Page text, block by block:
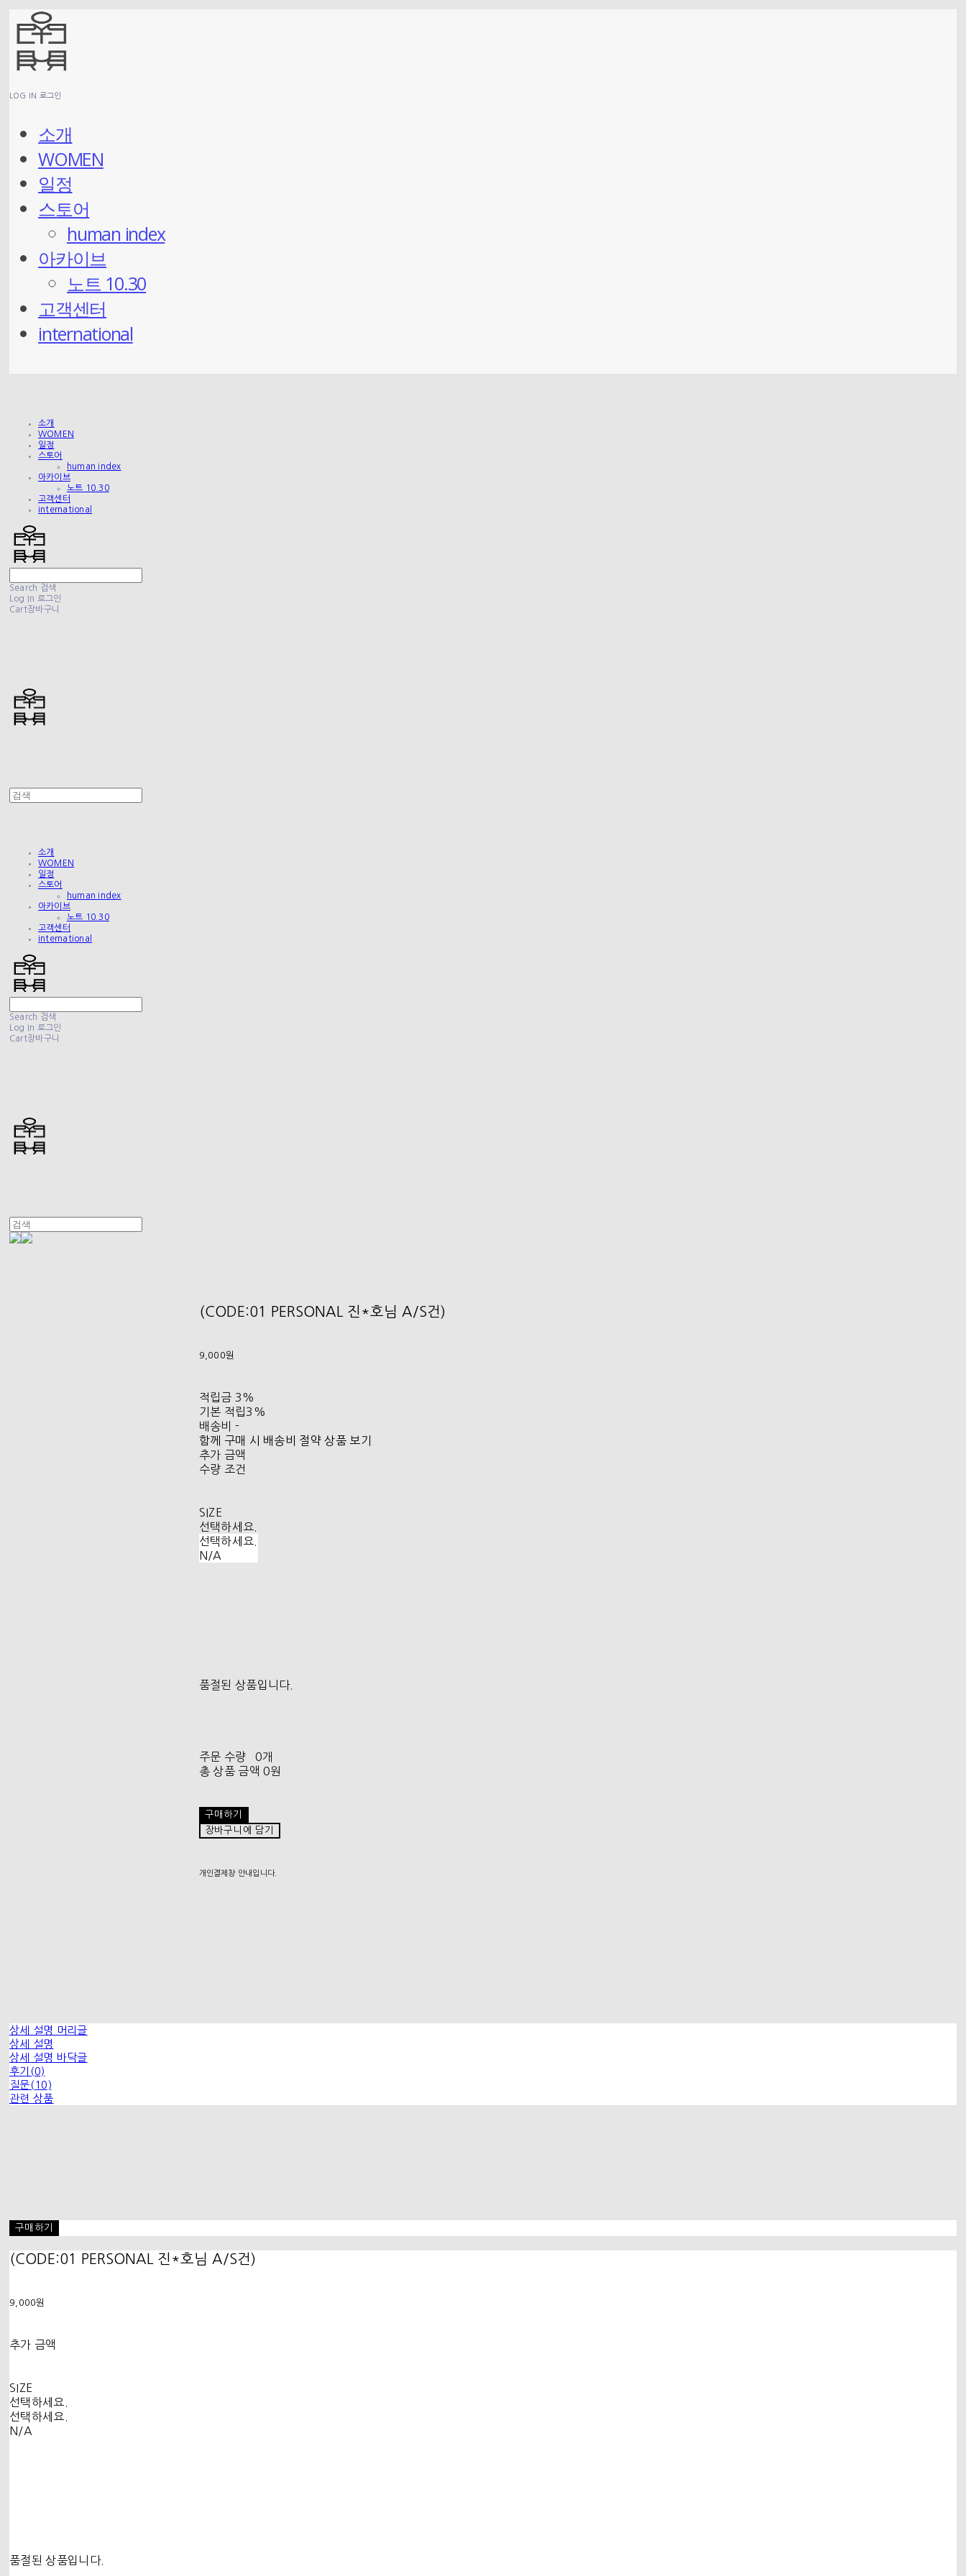
LOG IN 로그인
소개
WOMEN
일정
스토어
human index
아카이브
노트 10.30
고객센터
international
소개
WOMEN
일정
스토어
human index
아카이브
노트 10.30
고객센터
international
Search 검색
Log In 로그인
Cart장바구니
소개
WOMEN
일정
스토어
human index
아카이브
노트 10.30
고객센터
international
Search 검색
Log In 로그인
Cart장바구니
(CODE:01 PERSONAL 진*호님 A/S건)
9,000원
적립금 3%
기본 적립3%
배송비 -
함께 구매 시 배송비 절약 상품 보기
추가 금액
수량 조건
SIZE
선택하세요.
선택하세요.
N/A
품절된 상품입니다.
주문 수량
0개
총 상품 금액 0원
구매하기
장바구니에 담기
개인결제창 안내입니다.
상세 설명 머리글
상세 설명
상세 설명 바닥글
후기(0)
질문(10)
관련 상품
구매하기
(CODE:01 PERSONAL 진*호님 A/S건)
9,000원
추가 금액
SIZE
선택하세요.
선택하세요.
N/A
품절된 상품입니다.